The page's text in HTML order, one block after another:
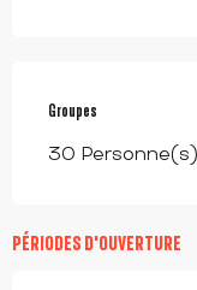
Groupes
Groupes
30
PÉRIODES D'OUVERTURE